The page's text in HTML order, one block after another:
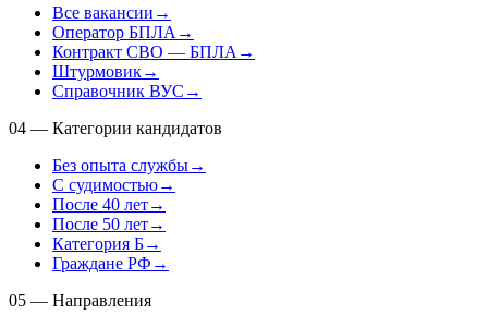
Все вакансии →
Оператор БПЛА →
Контракт СВО — БПЛА →
Штурмовик→
Справочник ВУС →
04 — Категории кандидатов
Без опыта службы→
С судимостью→
После 40 лет→
После 50 лет→
Категория Б→
Граждане РФ →
05 — Направления